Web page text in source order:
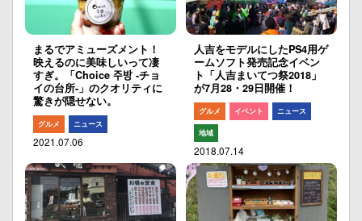
まるでアミューズメント！
映えるのに美味しいって凄
すぎ。「Choice 주방 -チョ
イの台所-」のクオリティに
驚きが隠せない。
グルメ ニュース
2021.07.06
人吉をモデルにしたPS4用ゲ
ームソフト発売記念イベン
ト「人吉まいてつ祭2018」
が7月28・29日開催！
グルメ イベント ニュース
地域
2018.07.14